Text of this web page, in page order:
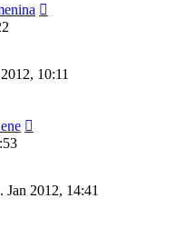
10:11
Jan 2012, 14:41